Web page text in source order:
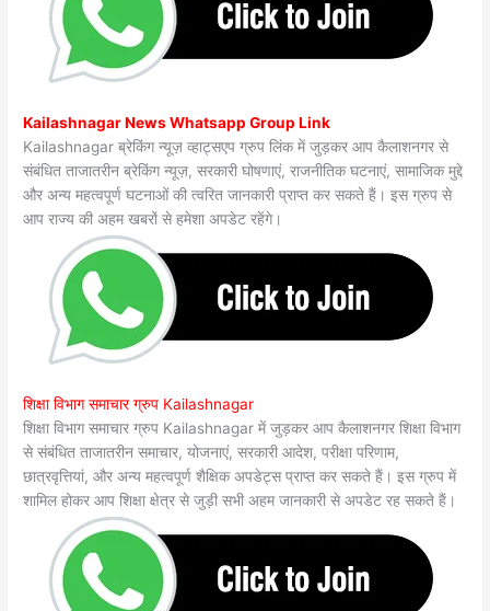
Kailashnagar News Whatsapp Group Link
Kailashnagar ब्रेकिंग न्यूज़ व्हाट्सएप ग्रुप लिंक में जुड़कर आप कैलाशनगर से
संबंधित ताजातरीन ब्रेकिंग न्यूज़, सरकारी घोषणाएं, राजनीतिक घटनाएं, सामाजिक मुद्दे
और अन्य महत्वपूर्ण घटनाओं की त्वरित जानकारी प्राप्त कर सकते हैं। इस ग्रुप से
आप राज्य की अहम खबरों से हमेशा अपडेट रहेंगे।
शिक्षा विभाग समाचार ग्रुप Kailashnagar
शिक्षा विभाग समाचार ग्रुप Kailashnagar में जुड़कर आप कैलाशनगर शिक्षा विभाग
से संबंधित ताजातरीन समाचार, योजनाएं, सरकारी आदेश, परीक्षा परिणाम,
छात्रवृत्तियां, और अन्य महत्वपूर्ण शैक्षिक अपडेट्स प्राप्त कर सकते हैं। इस ग्रुप में
शामिल होकर आप शिक्षा क्षेत्र से जुड़ी सभी अहम जानकारी से अपडेट रह सकते हैं।